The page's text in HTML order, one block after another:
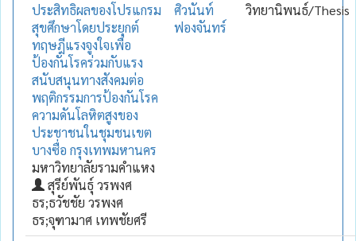
ประสิทธิผลของโปรแกรม
สุขศึกษาโดยประยุกต์
ทฤษฎีแรงจูงใจเพื่อ
ป้องกันโรคร่วมกับแรง
สนับสนุนทางสังคมต่อ
พฤติกรรมการป้องกันโรค
ความดันโลหิตสูงของ
ประชาชนในชุมชนเขต
บางซื่อ กรุงเทพมหานคร
มหาวิทยาลัยรามคำแหง
สุรีย์พันธ์ุ วรพงศ
ธร;ธวัชชัย วรพงศ
ธร;จุฑามาศ เทพชัยศรี
ศิวนันท์
ฟองจันทร์
วิทยานิพนธ์/Thesis